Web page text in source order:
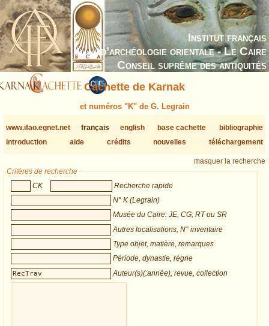
Institut français
d’archéologie orientale - Le Caire
Conseil suprême des antiquités
Cachette de Karnak
et numéros "K" de G. Legrain
www.ifao.egnet.net français english base cachette
bibliographie
introduction
aide crédits nouvelles téléchargement
masquer la recherche
Critères de recherche
CK
Recherche rapide
N° K (Legrain)
Musée du Caire: JE, CG, RT ou SR
Autres localisations, N° inventaire
Type objet, matière, remarques
Période, dynastie, règne
Auteur(s)(:année), revue, collection